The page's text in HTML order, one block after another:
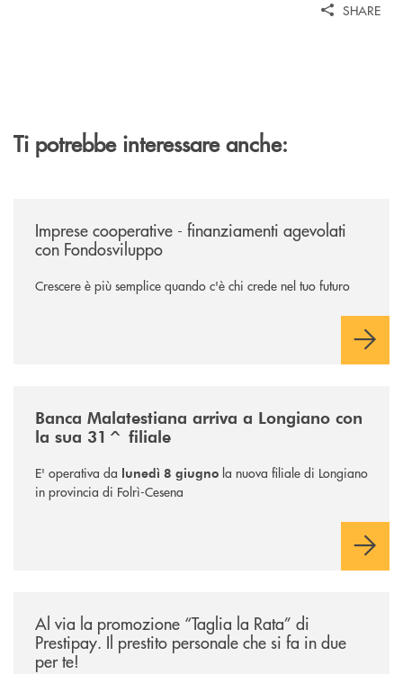
SHARE
Ti potrebbe interessare anche:
Imprese cooperative - finanziamenti agevolati
con Fondosviluppo
Crescere è più semplice quando c'è chi crede nel tuo futuro
Banca Malatestiana arriva a Longiano con
la sua 31^ filiale
E' operativa da lunedì 8 giugno la nuova filiale di Longiano
in provincia di Folrì-Cesena
Al via la promozione “Taglia la Rata” di
Prestipay. Il prestito personale che si fa in due
per te!